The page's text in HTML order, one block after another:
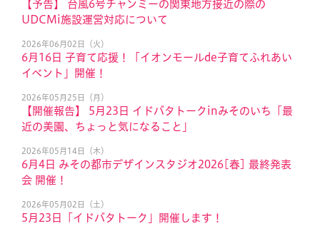
【予告】 台風6号チャンミーの関東地方接近の際の
UDCMi施設運営対応について
2026年06月02日（火）
6月16日 子育て応援！「イオンモールde子育てふれあい
イベント」開催！
2026年05月25日（月）
【開催報告】 5月23日 イドバタトークinみそのいち「最
近の美園、ちょっと気になること」
2026年05月14日（木）
6月4日 みその都市デザインスタジオ2026[春] 最終発表
会 開催！
2026年05月02日（土）
5月23日「イドバタトーク」開催します！